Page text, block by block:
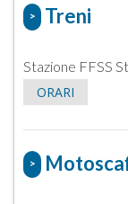
> Treni
Stazione FFSS
ORARI
>